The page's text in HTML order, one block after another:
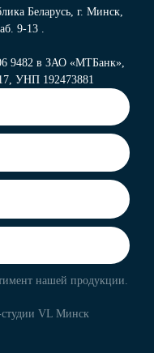
Беларусь, г. Минск,
9-13 .
9482 в ЗАО «МТБанк»,
УНП 192473881
нашей продукции.
студии VL Минск